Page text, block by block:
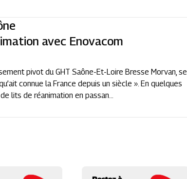
avec Enovacom
pivot du GHT Saône-Et-Loire Bresse Morvan, se
connue la France depuis un siècle ». En quelques
lits de réanimation en passan...